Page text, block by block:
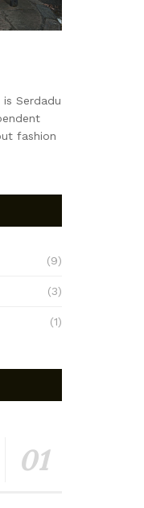
Serdadu
fashion
(9)
(3)
(1)